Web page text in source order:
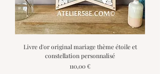
Livre d'or original mariage thème étoile et
constellation personnalisé
Prix
110,00 €